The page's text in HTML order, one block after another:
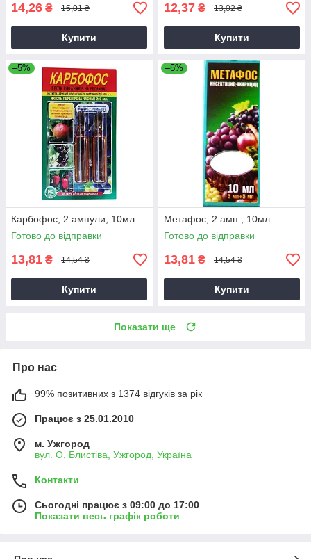
14,26 ₴ 15,01 ₴
Купити
12,37 ₴ 13,02 ₴
Купити
–5%
Карбофос, 2 ампули, 10мл.
Готово до відправки
13,81 ₴ 14,54 ₴
Купити
–5%
Метафос, 2 амп., 10мл.
Готово до відправки
13,81 ₴ 14,54 ₴
Купити
Показати ще
Про нас
99% позитивних з 1374 відгуків за рік
Працює з 25.01.2010
м. Ужгород
вул. О. Блистіва, Ужгород, Україна
Контакти
Сьогодні працює з 09:00 до 17:00
Показати весь графік роботи